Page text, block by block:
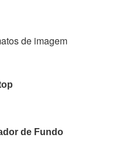
de imagem
de Fundo